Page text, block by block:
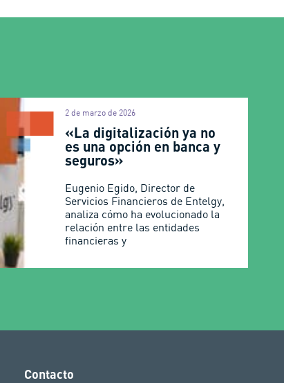
«La digitalización ya no
es una opción en banca y
seguros»
2 de marzo de 2026
Eugenio Egido, Director de
Servicios Financieros de Entelgy,
analiza cómo ha evolucionado la
relación entre las entidades
financieras y
Contacto